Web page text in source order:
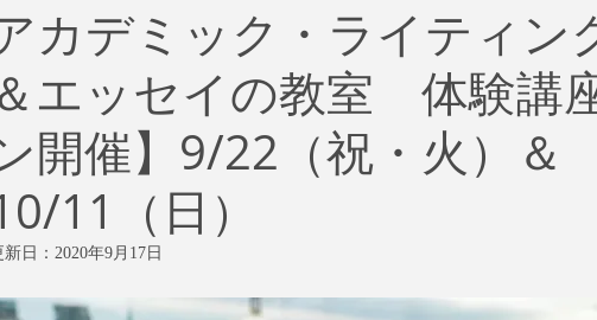
テクノロジー 政治 ビジネス リスク ブランド 新
大人の社会科 Global News ソーシャル・メデ
カデミック・ライティン
エッセイの教室 体験講
開催】9/22（祝・火）＆
11（日）
新日： 2020年9月17日